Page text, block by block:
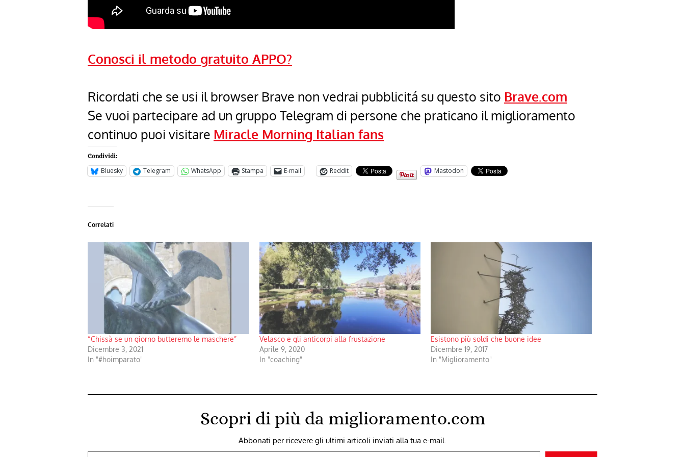
Conosci il metodo gratuito APPO?
Ricordati che se usi il browser Brave non vedrai pubblicitá su questo sito Brave.com
Se vuoi partecipare ad un gruppo Telegram di persone che praticano il miglioramento
continuo puoi visitare Miracle Morning Italian fans
Condividi:
Bluesky Telegram WhatsApp Stampa E-mail Reddit Mastodon
Correlati
“Chissà se un giorno butteremo le maschere”
Dicembre 3, 2021
In "#hoimparato"
Velasco e gli anticorpi alla frustazione
Aprile 9, 2020
In "coaching"
Esistono più soldi che buone idee
Dicembre 19, 2017
In "Miglioramento"
Scopri di più da miglioramento.com
Abbonati per ricevere gli ultimi articoli inviati alla tua e-mail.
Digita la tua e-mail...